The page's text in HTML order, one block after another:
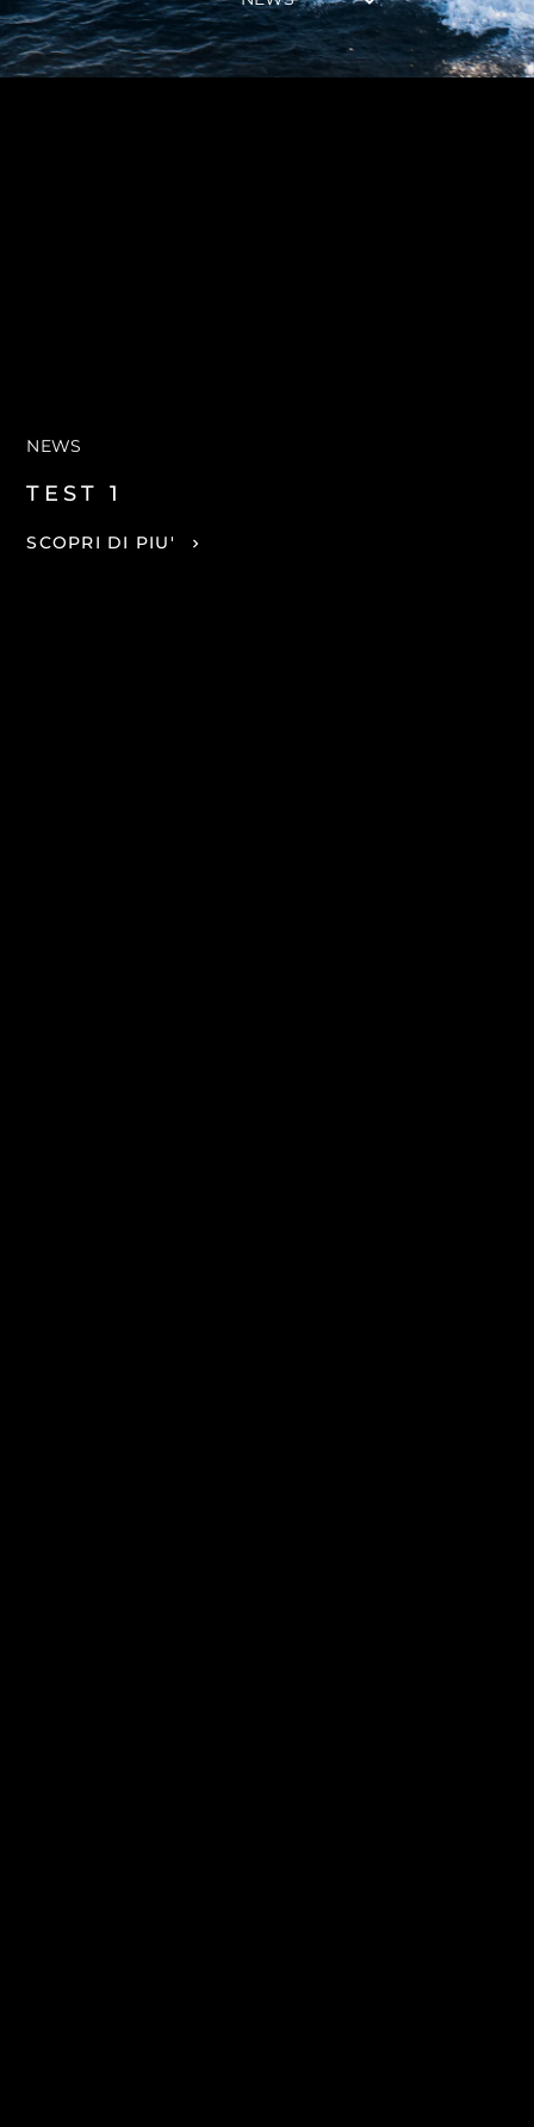
NEWS
TEST 1
SCOPRI DI PIU'